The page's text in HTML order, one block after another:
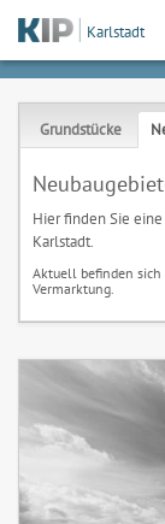
Karlstadt
Grundstücke
Hier finden Sie
Karlstadt.
Aktuell befinden
Vermarktung.